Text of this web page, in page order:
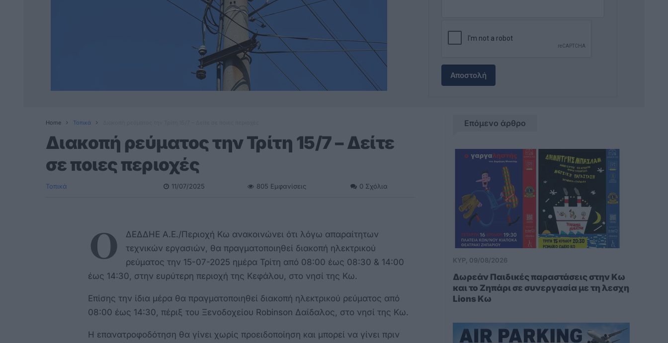
Αποστολή
Home Τοπικά
Διακοπή ρεύματος την Τρίτη 15/7 – Δείτε
σε ποιες περιοχές
Τοπικά 11/07/2025 805 Εμφανίσεις 0 Σχόλια
Ο
ΔΕΔΔΗΕ Α.Ε./Περιοχή Κω ανακοινώνει ότι λόγω απαραίτητων
τεχνικών εργασιών, θα πραγματοποιηθεί διακοπή ηλεκτρικού
ρεύματος την 15-07-2025 ημέρα Τρίτη από 08:00 έως 08:30 & 14:00
έως 14:30, στην ευρύτερη περιοχή της Κεφάλου, στο νησί της Κω.
Επίσης την ίδια μέρα θα πραγματοποιηθεί διακοπή ηλεκτρικού ρεύματος από
08:00 έως 14:30, πέριξ του Ξενοδοχείου Robinson Δαίδαλος, στο νησί της Κω.
Η επανατροφοδότηση θα γίνει χωρίς προειδοποίηση και μπορεί να γίνει πριν
Επόμενο άρθρο
ΚΥΡ, 09/08/2026
Δωρεάν Παιδικές παραστάσεις στην Κω
και το Ζηπάρι σε συνεργασία με τη λεσχη
Lions Κω